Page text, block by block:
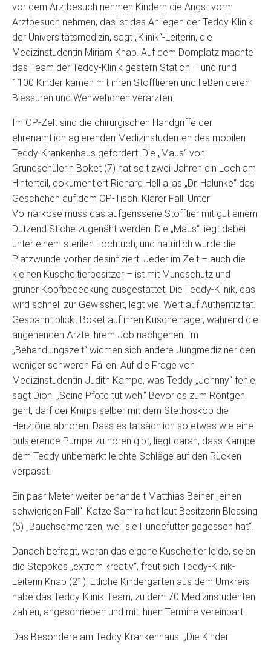
vor dem Arztbesuch nehmen Kindern die Angst vorm
Arztbesuch nehmen, das ist das Anliegen der Teddy-Klinik
der Universitätsmedizin, sagt „Klinik“-Leiterin, die
Medizinstudentin Miriam Knab. Auf dem Domplatz machte
das Team der Teddy-Klinik gestern Station – und rund
1100 Kinder kamen mit ihren Stofftieren und ließen deren
Blessuren und Wehwehchen verarzten.
Im OP-Zelt sind die chirurgischen Handgriffe der
ehrenamtlich agierenden Medizinstudenten des mobilen
Teddy-Krankenhaus gefordert: Die „Maus“ von
Grundschülerin Boket (7) hat seit zwei Jahren ein Loch am
Hinterteil, dokumentiert Richard Hell alias „Dr. Halunke“ das
Geschehen auf dem OP-Tisch. Klarer Fall: Unter
Vollnarkose muss das aufgerissene Stofftier mit gut einem
Dutzend Stiche zugenäht werden. Die „Maus“ liegt dabei
unter einem sterilen Lochtuch, und natürlich wurde die
Platzwunde vorher desinfiziert. Jeder im Zelt – auch die
kleinen Kuscheltierbesitzer – ist mit Mundschutz und
grüner Kopfbedeckung ausgestattet. Die Teddy-Klinik, das
wird schnell zur Gewissheit, legt viel Wert auf Authentizität.
Gespannt blickt Boket auf ihren Kuschelnager, während die
angehenden Ärzte ihrem Job nachgehen. Im
„Behandlungszelt“ widmen sich andere Jungmediziner den
weniger schweren Fällen. Auf die Frage von
Medizinstudentin Judith Kampe, was Teddy „Johnny“ fehle,
sagt Dion: „Seine Pfote tut weh.“ Bevor es zum Röntgen
geht, darf der Knirps selber mit dem Stethoskop die
Herztöne abhören. Dass es tatsächlich so etwas wie eine
pulsierende Pumpe zu hören gibt, liegt daran, dass Kampe
dem Teddy unbemerkt leichte Schläge auf den Rücken
verpasst.
Ein paar Meter weiter behandelt Matthias Beiner „einen
schwierigen Fall“. Katze Samira hat laut Besitzerin Blessing
(5) „Bauchschmerzen, weil sie Hundefutter gegessen hat“.
Danach befragt, woran das eigene Kuscheltier leide, seien
die Steppkes „extrem kreativ“, freut sich Teddy-Klinik-
Leiterin Knab (21). Etliche Kindergärten aus dem Umkreis
habe das Teddy-Klinik-Team, zu dem 70 Medizinstudenten
zählen, angeschrieben und mit ihnen Termine vereinbart.
Das Besondere am Teddy-Krankenhaus: „Die Kinder